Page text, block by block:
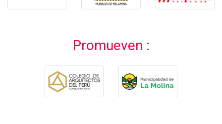
Promueven :